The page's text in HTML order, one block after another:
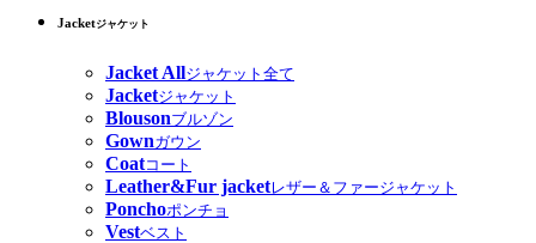
Jacketジャケット
Jacket Allジャケット全て
Jacketジャケット
Blousonブルゾン
Gownガウン
Coatコート
Leather&Fur jacketレザー＆ファージャケット
Ponchoポンチョ
Vestベスト